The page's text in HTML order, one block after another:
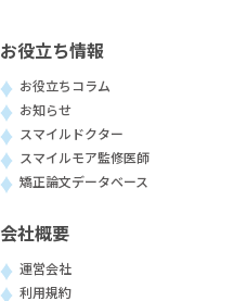
お役立ち情報
お役立ちコラム
お知らせ
スマイルドクター
スマイルモア監修医師
矯正論文データベース
会社概要
運営会社
利用規約